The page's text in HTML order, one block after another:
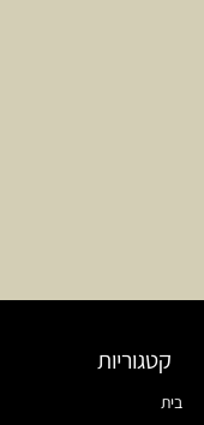
קטגוריות
בית